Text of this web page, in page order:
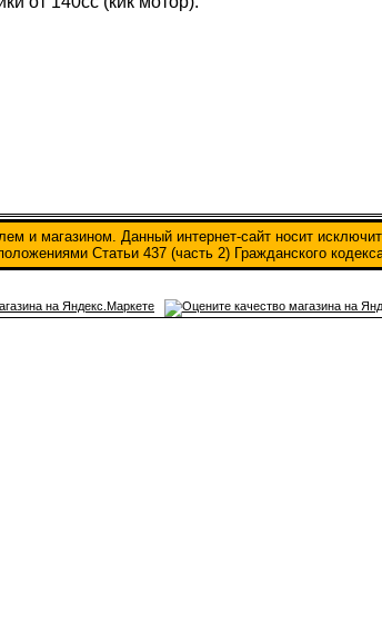
и магазином. Данный интернет-сайт носит
Статьи 437 (часть 2) Гражданского